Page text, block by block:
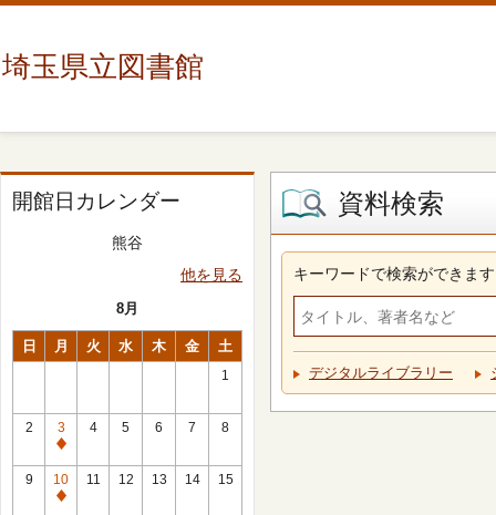
埼玉県立図書館
開館日カレンダー
熊谷
他を見る
8月
日 月 火 水 木 金 土
1
2
3
休
館
日
4 5 6 7 8
9
10
休
11 12 13 14 15
資料検索
キーワードで検索ができます
デジタルライブラリー